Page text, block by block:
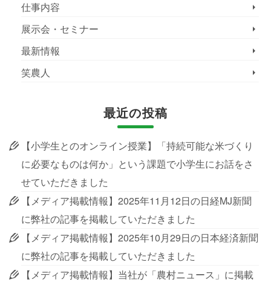
仕事内容
展示会・セミナー
最新情報
笑農人
最近の投稿
【小学生とのオンライン授業】「持続可能な米づくり
に必要なものは何か」という課題で小学生にお話をさ
せていただきました
【メディア掲載情報】2025年11月12日の日経MJ新聞
に弊社の記事を掲載していただきました
【メディア掲載情報】2025年10月29日の日本経済新聞
に弊社の記事を掲載していただきました
【メディア掲載情報】当社が「農村ニュース」に掲載